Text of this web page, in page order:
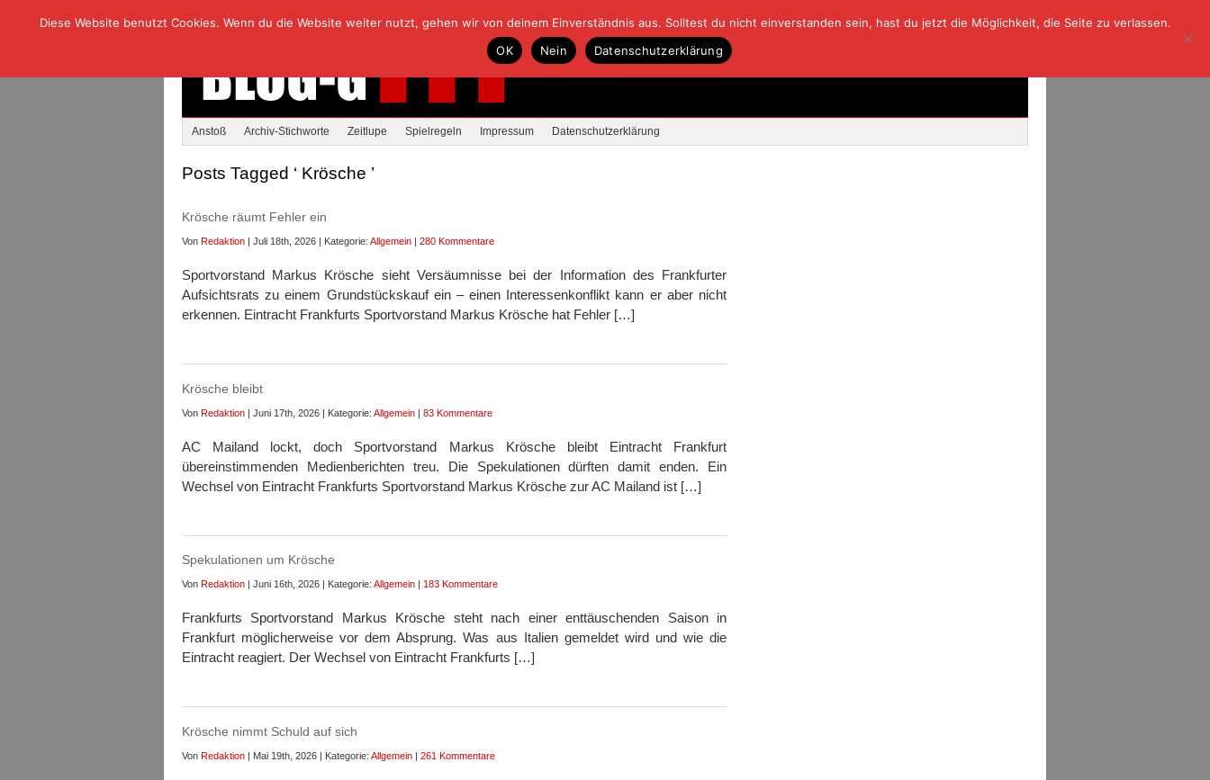
Anstoß Archiv-Stichworte Zeitlupe Spielregeln Impressum Datenschutzerklärung
Posts Tagged ‘ Krösche ’
Krösche räumt Fehler ein
Von Redaktion | Juli 18th, 2026 | Kategorie: Allgemein | 280 Kommentare
Sportvorstand Markus Krösche sieht Versäumnisse bei der Information des Frankfurter
Aufsichtsrats zu einem Grundstückskauf ein – einen Interessenkonflikt kann er aber nicht
erkennen. Eintracht Frankfurts Sportvorstand Markus Krösche hat Fehler […]
Krösche bleibt
Von Redaktion | Juni 17th, 2026 | Kategorie: Allgemein | 83 Kommentare
AC Mailand lockt, doch Sportvorstand Markus Krösche bleibt Eintracht Frankfurt
übereinstimmenden Medienberichten treu. Die Spekulationen dürften damit enden. Ein
Wechsel von Eintracht Frankfurts Sportvorstand Markus Krösche zur AC Mailand ist […]
Spekulationen um Krösche
Von Redaktion | Juni 16th, 2026 | Kategorie: Allgemein | 183 Kommentare
Frankfurts Sportvorstand Markus Krösche steht nach einer enttäuschenden Saison in
Frankfurt möglicherweise vor dem Absprung. Was aus Italien gemeldet wird und wie die
Eintracht reagiert. Der Wechsel von Eintracht Frankfurts […]
Krösche nimmt Schuld auf sich
Von Redaktion | Mai 19th, 2026 | Kategorie: Allgemein | 261 Kommentare
Diese Website benutzt Cookies. Wenn du die Website weiter nutzt, gehen wir von deinem Einverständnis aus. Solltest du nicht einverstanden sein, hast du jetzt die Möglichkeit, die Seite zu verlassen.
OK
Nein Datenschutzerklärung